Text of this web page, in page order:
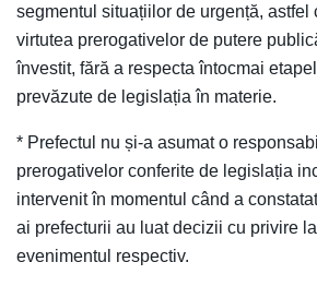
segmentul situațiilor de urgență, astfel
virtutea prerogativelor de putere
învestit, fără a respecta întocmai
prevăzute de legislația în materie.
* Prefectul nu și-a asumat o
prerogativelor conferite de legislația
intervenit în momentul când a
ai prefecturii au luat decizii cu privire
evenimentul respectiv.